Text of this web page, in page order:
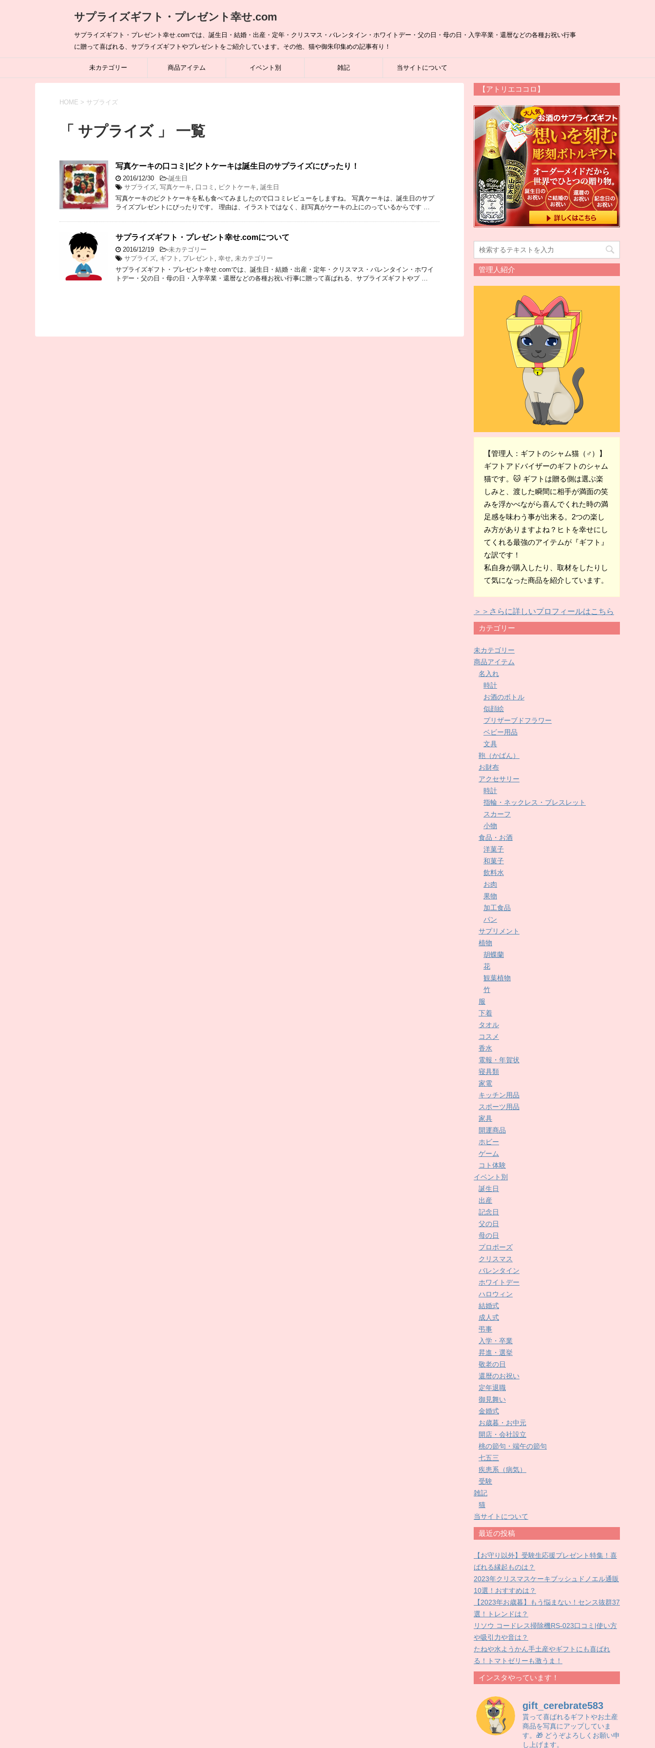
サプライズギフト・プレゼント幸せ.com
サプライズギフト・プレゼント幸せ.comでは、誕生日・結婚・出産・定年・クリスマス・バレンタイン・ホワイトデー・父の日・母の日・入学卒業・還暦などの各種お祝い行事
に贈って喜ばれる、サプライズギフトやプレゼントをご紹介しています。その他、猫や御朱印集めの記事有り！
未カテゴリー 商品アイテム イベント別 雑記 当サイトについて
HOME > サプライズ
「 サプライズ 」 一覧
写真ケーキの口コミ|ピクトケーキは誕生日のサプライズにぴったり！
2016/12/30 -誕生日
サプライズ, 写真ケーキ, 口コミ , ピクトケーキ, 誕生日
写真ケーキのピクトケーキを私も食べてみましたので口コミレビューをしますね。 写真ケーキは、誕生日のサプ
ライズプレゼントにぴったりです。 理由は、イラストではなく、顔写真がケーキの上にのっているからです …
サプライズギフト・プレゼント幸せ.comについて
2016/12/19 -未カテゴリー
サプライズ, ギフト , プレゼント , 幸せ, 未カテゴリー
サプライズギフト・プレゼント幸せ.comでは、誕生日・結婚・出産・定年・クリスマス・バレンタイン・ホワイ
トデー・父の日・母の日・入学卒業・還暦などの各種お祝い行事に贈って喜ばれる、サプライズギフトやプ …
【アトリエココロ】
管理人紹介
【管理人：ギフトのシャム猫（♂）】
ギフトアドバイザーのギフトのシャム
猫です。🐱 ギフトは贈る側は選ぶ楽
しみと、渡した瞬間に相手が満面の笑
みを浮かべながら喜んでくれた時の満
足感を味わう事が出来る。2つの楽し
み方がありますよね？ヒトを幸せにし
てくれる最強のアイテムが『ギフト』
な訳です！
私自身が購入したり、取材をしたりし
て気になった商品を紹介しています。
＞＞さらに詳しいプロフィールはこちら
カテゴリー
未カテゴリー
商品アイテム
名入れ
時計
お酒のボトル
似顔絵
プリザーブドフラワー
ベビー用品
文具
鞄（かばん）
お財布
アクセサリー
時計
指輪・ネックレス・ブレスレット
スカーフ
小物
食品・お酒
洋菓子
和菓子
飲料水
お肉
果物
加工食品
パン
サプリメント
植物
胡蝶蘭
花
観葉植物
竹
服
下着
タオル
コスメ
香水
電報・年賀状
寝具類
家電
キッチン用品
スポーツ用品
家具
開運商品
ホビー
ゲーム
コト体験
イベント別
誕生日
出産
記念日
父の日
母の日
プロポーズ
クリスマス
バレンタイン
ホワイトデー
ハロウィン
結婚式
成人式
弔事
入学・卒業
昇進・選挙
敬老の日
還暦のお祝い
定年退職
御見舞い
金婚式
お歳暮・お中元
開店・会社設立
桃の節句・端午の節句
七五三
疾患系（病気）
受験
雑記
猫
当サイトについて
最近の投稿
【お守り以外】受験生応援プレゼント特集！喜
ばれる縁起ものは？
2023年クリスマスケーキブッシュドノエル通販
10選！おすすめは？
【2023年お歳暮】もう悩まない！センス抜群37
選！トレンドは？
リソウ コードレス掃除機RS-023口コミ|使い方
や吸引力や音は？
たねや水ようかん手土産やギフトにも喜ばれ
る！トマトゼリーも激うま！
インスタやっています！
gift_cerebrate583
貰って喜ばれるギフトやお土産
商品を写真にアップしていま
す。🎁 どうぞよろしくお願い申
し上げます。